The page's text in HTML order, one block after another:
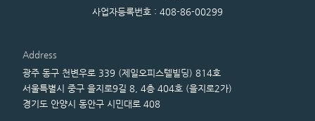
사업자등록번호 : 408-86-00299
Address
광주 동구 천변우로 339 (제일오피스텔빌딩) 814호
서울특별시 중구 을지로9길 8, 4층 404호 (을지로2가)
경기도 안양시 동안구 시민대로 408